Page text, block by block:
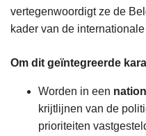
vertegenwoordigt ze de
kader van de
Om dit geïntegreerde
Worden in een
krijtlijnen van de
prioriteiten